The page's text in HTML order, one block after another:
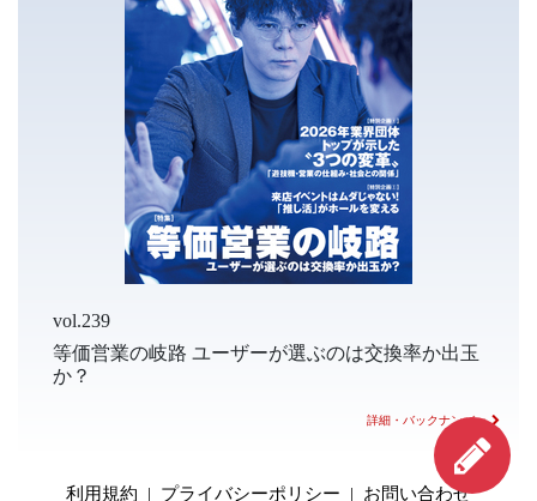
vol.239
等価営業の岐路 ユーザーが選ぶのは交換率か出玉
か？
詳細・バックナンバー
利用規約 | プライバシーポリシー | お問い合わせ